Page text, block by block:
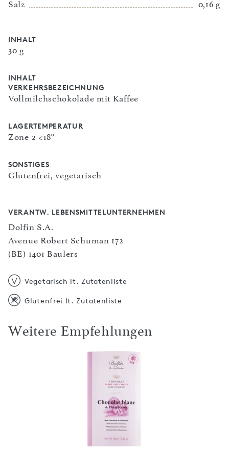
Salz
0,16 g
INHALT
30 g
INHALT
VERKEHRSBEZEICHNUNG
Vollmilchschokolade mit Kaffee
LAGERTEMPERATUR
Zone 2 <18°
SONSTIGES
Glutenfrei, vegetarisch
VERANTW. LEBENSMITTELUNTERNEHMEN
Dolfin S.A.
Avenue Robert Schuman 172
(BE) 1401 Baulers
Vegetarisch lt. Zutatenliste
Glutenfrei lt. Zutatenliste
Weitere Empfehlungen